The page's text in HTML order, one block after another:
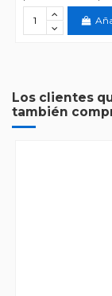
Los clientes
también